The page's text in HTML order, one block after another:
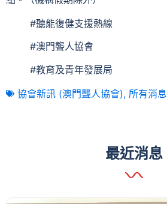
#聽能復健支援熱線
#澳門聾人協會
#教育及青年發展局
協會新訊 (澳門聾人協會), 所有消息
最近消息